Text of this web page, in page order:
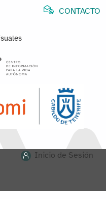
CONTACTO
Inicio de Sesión